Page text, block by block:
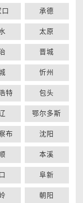
承德
太原
晋城
忻州
特 包头
鄂尔多斯
布 沈阳
本溪
阜新
朝阳